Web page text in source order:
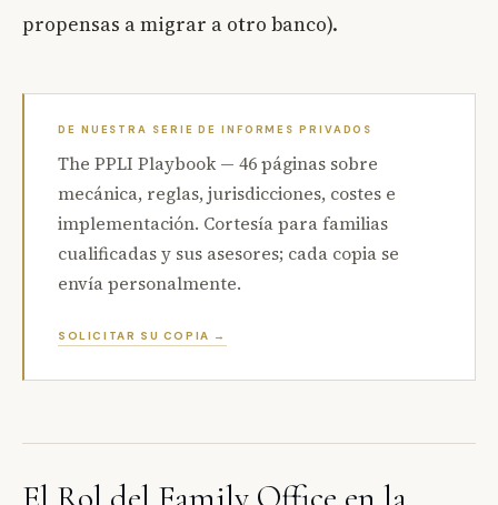
propensas a migrar a otro banco).
DE NUESTRA SERIE DE INFORMES PRIVADOS
The PPLI Playbook — 46 páginas sobre
mecánica, reglas, jurisdicciones, costes e
implementación. Cortesía para familias
cualificadas y sus asesores; cada copia se
envía personalmente.
SOLICITAR SU COPIA →